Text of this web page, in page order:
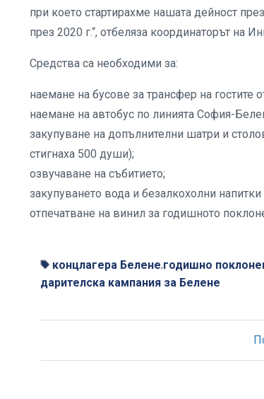
при което стартирахме нашата дейност
през 2020 г.“, отбеляза координаторът на
Средства са необходими за:
наемане на бусове за трансфер на гостите
наемане на автобус по линията София-
закупуване на допълнителни шатри и
стигнаха 500 души);
озвучаване на събитието;
закупуването вода и безалкохолни напитки
отпечатване на винил за годишното
концлагера Белене,годишно
дарителска кампания за Белене